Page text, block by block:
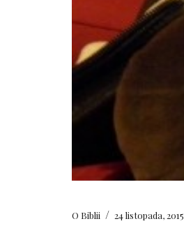
O Biblii / 24 listopada, 2015